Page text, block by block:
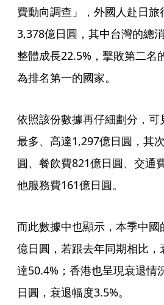
費動向調查」，外國人赴日
3,378億日圓，其中台灣的總
整體成長22.5%，擊敗第二名
為排名第一的國家。
依照該份數據再仔細劃分，
最多、高達1,297億日圓，其
圓、餐飲費821億日圓、交通
他服務費161億日圓。
而此數據中也顯示，本季中
億日圓，若跟去年同期相比
達50.4%；香港也呈現衰退情
日圓，衰退幅度3.5%。